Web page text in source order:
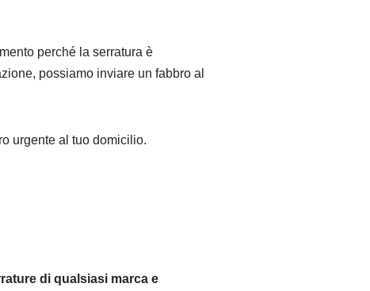
perché la serratura è
possiamo inviare un fabbro al
urgente al tuo domicilio.
di qualsiasi marca e